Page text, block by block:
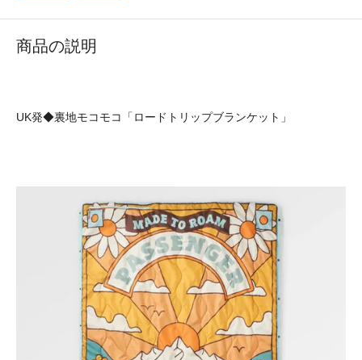
商品の説明
UK発◆裏地モコモコ「ロードトリップブランケット」